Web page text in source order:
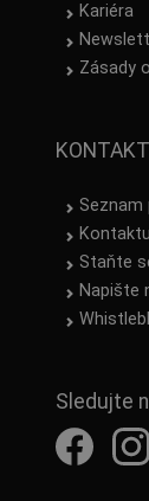
Kariéra
Zásady
Seznam
Staňte
Napište
Sledujte